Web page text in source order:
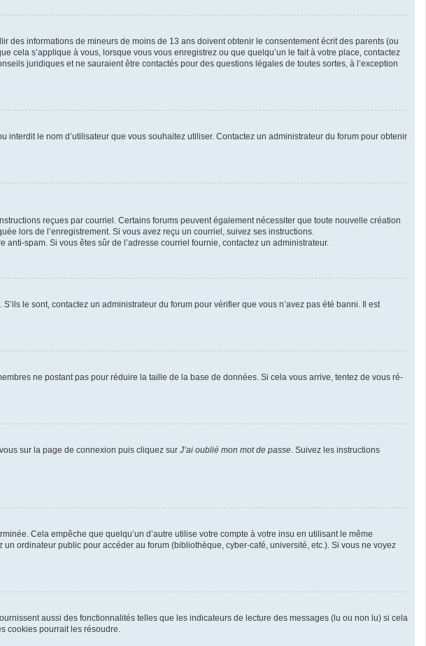
des informations de mineurs de moins de 13 ans doivent obtenir le consentement écrit des parents (ou
cela s’applique à vous, lorsque vous vous enregistrez ou que quelqu’un le fait à votre place, contactez
juridiques et ne sauraient être contactés pour des questions légales de toutes sortes, à l’exception
interdit le nom d’utilisateur que vous souhaitez utiliser. Contactez un administrateur du forum pour obtenir
reçues par courriel. Certains forums peuvent également nécessiter que toute nouvelle création
lors de l’enregistrement. Si vous avez reçu un courriel, suivez ses instructions.
spam. Si vous êtes sûr de l’adresse courriel fournie, contactez un administrateur.
le sont, contactez un administrateur du forum pour vérifier que vous n’avez pas été banni. Il est
ne postant pas pour réduire la taille de la base de données. Si cela vous arrive, tentez de vous ré-
sur la page de connexion puis cliquez sur J’ai oublié mon mot de passe. Suivez les instructions
Cela empêche que quelqu’un d’autre utilise votre compte à votre insu en utilisant le même
un ordinateur public pour accéder au forum (bibliothèque, cyber-café, université, etc.). Si vous ne voyez
aussi des fonctionnalités telles que les indicateurs de lecture des messages (lu ou non lu) si cela
cookies pourrait les résoudre.